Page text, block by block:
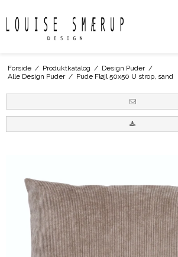
Forside / Produktkatalog / Design Puder /
Alle Design Puder / Pude Fløjl 50x50 U strop, sand